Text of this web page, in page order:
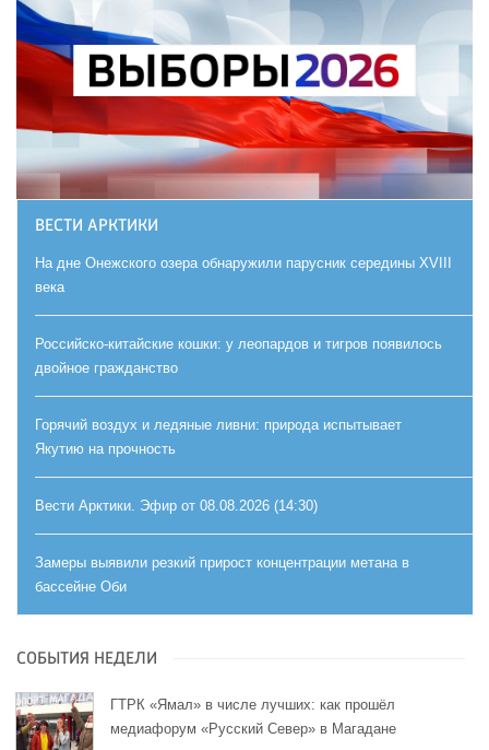
ВЕСТИ АРКТИКИ
На дне Онежского озера обнаружили парусник середины XVIII
века
Российско-китайские кошки: у леопардов и тигров появилось
двойное гражданство
Горячий воздух и ледяные ливни: природа испытывает
Якутию на прочность
Вести Арктики. Эфир от 08.08.2026 (14:30)
Замеры выявили резкий прирост концентрации метана в
бассейне Оби
СОБЫТИЯ НЕДЕЛИ
ГТРК «Ямал» в числе лучших: как прошёл
медиафорум «Русский Север» в Магадане